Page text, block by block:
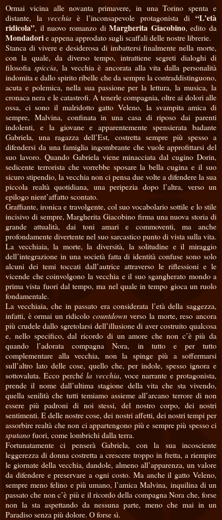
Ormai vicina alle novanta primavere, in una Torino spenta e
distante, lavecchia è l’inconsapevole protagonista di“L’età
ridicola”, il nuovo romanzo diMargherita Giacobino, edito da
Mondadorie appena approdato sugli scaffali delle nostre librerie.
Stanca di vivere e desiderosa di imbattersi finalmente nella morte,
con la quale, da diverso tempo, intrattiene segreti dialoghi di
filosofiaspiccia, la vecchia è ancorata alla vita dalla personalità
indomita e dallo spirito ribelle che da sempre la contraddistinguono,
acuta e polemica, nella sua passione per la lettura, la musica, la
cronaca nera e le catastrofi. A tenerle compagnia, oltre ai dolori alle
ossa, ci sono il malridotto gatto Veleno, la svampita amica di
sempre, Malvina, confinata in una casa di riposo dai parenti
indolenti, e la giovane e apparentemente spensierata badante
Gabriela, una ragazza dell’Est, costretta sempre più spesso a
difendersi da una famiglia ingombrante che vuole approfittarsi del
suo lavoro. Quando Gabriela viene minacciata dal cugino Dorin,
sedicente terrorista che vorrebbe sposare la bella cugina e il suo
sicuro stipendio, la vecchia non ci pensa due volte a difendere la sua
piccola realtà quotidiana, una peripezia dopo l’altra, verso un
epilogo nient’affatto scontato.
Graffiante, ironica e travolgente, col suo vocabolario sottile e lo stile
incisivo di sempre, Margherita Giacobino firma una nuova storia di
grande attualità, dai toni amari e commoventi, ma anche
profondamente divertente nel suo sarcastico punto di vista sulla vita.
La vecchiaia, la morte, la diversità, la solitudine e il miraggio
dell’integrazione in una società fatta di identità confuse sono solo
alcuni dei temi toccati dall’autrice attraverso le riflessioni e le
vicende che coinvolgono la vecchia e il suo sgangherato mondo a
prima vista fuori dal tempo, ma nel quale in tempo gioca un ruolo
fondamentale.
La vecchiaia, che in passato era considerata l’età della saggezza,
infatti, è ormai un ridicolo countdownverso la morte, reso ancora
più crudele dallo sgretolarsi dell’illusione di aver costruito qualcosa
e, nello specifico, dal ricordo di un amore che non c’è più da
quando l’adorata compagna Nora, in tutto e per tutto
complementare alla vecchia, non la spinge più a soffermarsi
sull’altro lato delle cose, quello che, per indole, spesso ignora e
sottovaluta. Ecco perchéla vecchia, voce narrante e protagonista,
prende il nome dall’ultima stagione della vita che sta vivendo,
quella senilità che tutti temiamo assieme all’arcano terrore di non
essere più padroni di noi stessi, del nostro corpo, dei nostri
sentimenti. E delle nostre cose, dei nostri affetti, dei nostri tempi per
assorbire realtà che non ci appartengono più e sempre più spesso ci
sputanofuori, come lombrichi dalla terra.
Fortunatamente ci penserà Gabriela, con la sua incosciente
leggerezza di donna costretta a crescere troppo in fretta, a riempire
le giornate della vecchia, dandole, almeno all’apparenza, un valore
da difendere e preservare a ogni costo. Ma anche il gatto Veleno,
sempre meno felino e più umano, l’amica Malvina, inquilina di un
passato che non c’è più e il ricordo della compagna Nora che, forse
non la sta aspettando da nessuna parte, meno che mai in un
Paradiso senza più dolore. O forse sì.